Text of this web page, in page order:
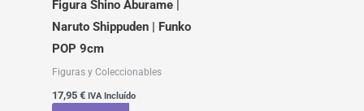
Figura Shino Aburame |
Naruto Shippuden | Funko
POP 9cm
Figuras y Coleccionables
17,95 € IVA Incluído